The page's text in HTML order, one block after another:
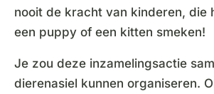
nooit de kracht van kinderen, die
een puppy of een kitten smeken!
Je zou deze inzamelingsactie
dierenasiel kunnen organiseren.